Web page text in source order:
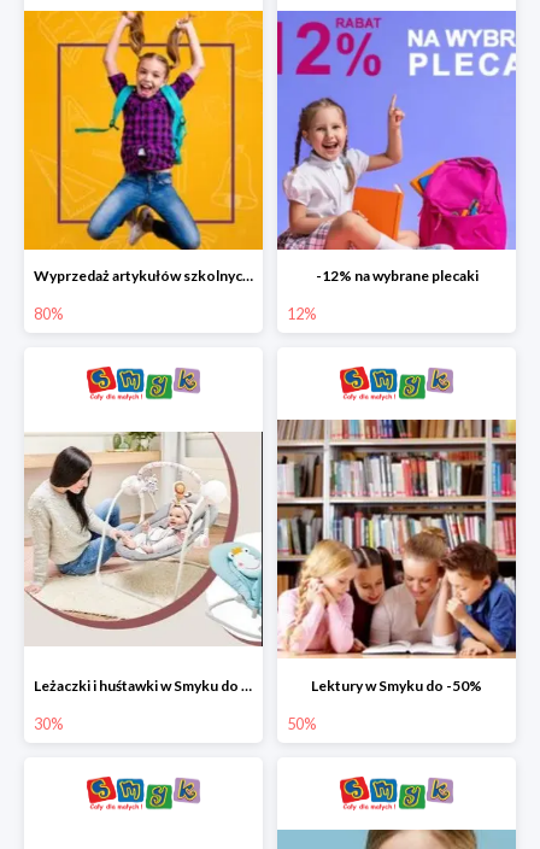
Wyprzedaż artykułów szkolnych w Smyku do -80%
80%
-12% na wybrane plecaki
12%
Leżaczki i huśtawki w Smyku do -30%
30%
Lektury w Smyku do -50%
50%